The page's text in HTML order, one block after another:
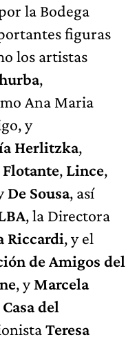
la Bodega
figuras
los artistas
,
Ana Maria
y
Herlitzka,
, Lince,
De Sousa, así
, la Directora
Riccardi, y el
de Amigos del
, yMarcela
del
Teresa